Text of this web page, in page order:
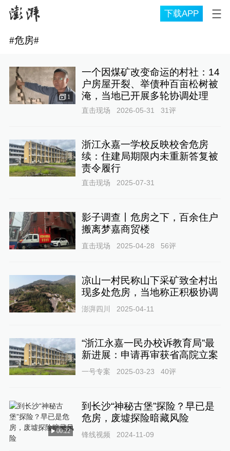
下载APP
#危房#
1
一个因煤矿改变命运的村社：14
户房屋开裂、举债种百亩松树被
淹，当地已开展多轮协调处理
直击现场 2026-05-31 31评
浙江永嘉一学校反映校舍危房
续：住建局期限内未重新答复被
责令履行
直击现场 2025-07-31
影子调查丨危房之下，百余住户
搬离梦嘉商贸楼
直击现场 2025-04-28 56评
凉山一村民称山下采矿致全村出
现多处危房，当地称正积极协调
澎湃四川 2025-04-11
“浙江永嘉一民办校诉教育局”最
新进展：申请再审获省高院立案
一号专案 2025-03-23 40评
00:22
到长沙“神秘古堡”探险？早已是
危房，废墟探险暗藏风险
锋线视频 2024-11-09